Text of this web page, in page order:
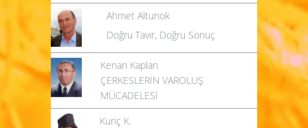
Ahmet Altunok
Doğru Tavır, Doğru Sonuç
Kenan Kaplan
ÇERKESLERİN VAROLUŞ
MÜCADELESİ
Kuriç K.